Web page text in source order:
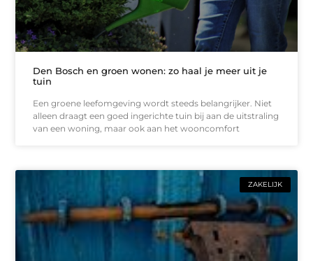
Den Bosch en groen wonen: zo haal je meer uit je
tuin
Een groene leefomgeving wordt steeds belangrijker. Niet
alleen draagt een goed ingerichte tuin bij aan de uitstraling
van een woning, maar ook aan het wooncomfort
ZAKELIJK